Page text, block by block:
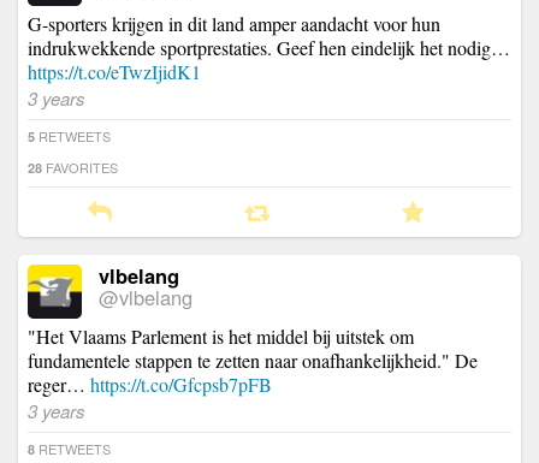
G-sporters krijgen in dit land amper aandacht voor hun
indrukwekkende sportprestaties. Geef hen eindelijk het nodig…
https://t.co/eTwzIjidK1
3 years
5 RETWEETS
28 FAVORITES
vlbelang
@vlbelang
"Het Vlaams Parlement is het middel bij uitstek om
fundamentele stappen te zetten naar onafhankelijkheid." De
reger… https://t.co/Gfcpsb7pFB
3 years
8 RETWEETS